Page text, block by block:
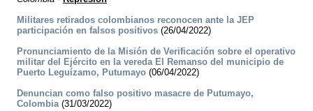
Militares retirados colombianos reconocen ante la JEP
participación en falsos positivos (26/04/2022)
Pronunciamiento de la Misión de Verificación sobre el operativo
militar del Ejército en la vereda El Remanso del municipio de
Puerto Leguízamo, Putumayo (06/04/2022)
Denuncian como falso positivo masacre de Putumayo,
Colombia(31/03/2022)